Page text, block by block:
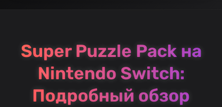
Super Puzzle Pack на
Nintendo Switch:
Подробный обзор